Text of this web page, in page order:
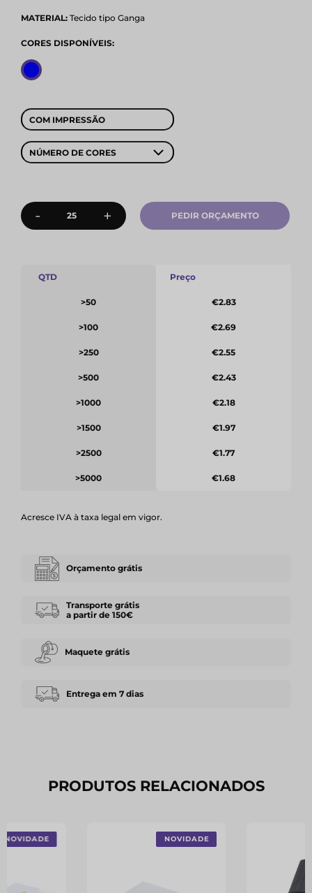
MATERIAL: Tecido tipo Ganga
CORES DISPONÍVEIS:
COM IMPRESSÃO
NÚMERO DE CORES
- + PEDIR ORÇAMENTO
QTD
>50
>100
>250
>500
>1000
>1500
>2500
>5000
Preço
€2.83
€2.69
€2.55
€2.43
€2.18
€1.97
€1.77
€1.68
Acresce IVA à taxa legal em vigor.
Orçamento grátis
Transporte grátis
a partir de 150€
Maquete grátis
Entrega em 7 dias
PRODUTOS RELACIONADOS
NOVIDADE NOVIDADE